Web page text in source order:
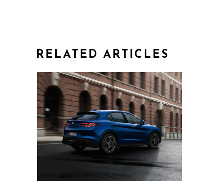
RELATED ARTICLES